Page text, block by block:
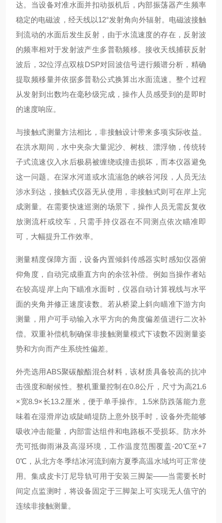
达。当设备对准水面并扣动扳机后，内部振荡器产生频率
稳定的电磁波，经天线以12°发射角向外辐射。电磁波接触
到流动的水面后发生反射，由于水流速度的存在，反射波
的频率相对于发射波产生多普勒频移。接收天线捕获反射
波后，32位浮点双核DSP对回波信号进行频谱分析，精确
提取频移量并依据多普勒公式换算出水面流速。整个过程
从发射到出数均在毫秒级完成，操作人员感受到的是即时
的速度响应。
与接触式测量方法相比，非接触设计带来多项实际收益。
在洪水期间，水中夹杂大量泥沙、树枝、漂浮物，传统转
子式流速仪入水后极易被缠绕或撞击损坏，而本仪器避免
这一问题。在深水河道或水流湍急的峡谷河段，人员无法
涉水到达，接触式仪器无从使用，非接触式则可在岸上完
成测量。在需要快速巡测的场景下，操作人员无需反复收
放测流杆或绞车，只需手持仪器在不同测点依次瞄准即
可，大幅提升工作效率。
测量精度保障方面，设备内置倾斜传感器实时感知仪器俯
仰角度，自动完成垂直方向的余弦补偿。例如当操作者站
在较高堤岸上向下瞄准水面时，仪器自动计算视线与水平
面的夹角并修正速度读数。若从桥梁上斜向瞄准下游方向
测量，用户可手动输入水平方向的角度偏差值进行二次补
偿。双重补偿机制确保非接触测量模式下读数不因测量姿
势和方向而产生系统性偏差。
外壳选用ABS聚碳酸酯混合材料，该材质具备较高的抗冲
击强度和耐候性。整机重量控制在0.8公斤，尺寸为高21.6
×宽8.9×长13.2厘米，便于单手操作。1.5米防跌落能力意
味着在湿滑岸边或陡峭堤防上意外脱手时，设备外壳能够
吸收冲击能量，内部雷达组件和电路板不受损坏。防水外
壳可抵御雨淋及高湿环境，工作温度范围覆盖-20℃至+7
0℃，从北方冬季结冰河流到南方夏季高温水域均可正常使
用。集成皮卡汀尼导轨可用于安装三脚架——当需要长时
间定点监测时，将设备固定于三脚架上可实现无人值守的
连续非接触测量。